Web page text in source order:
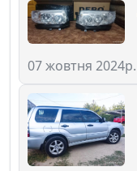
07 жовтня 2024р.